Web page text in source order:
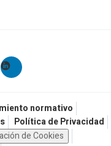
normativo
Política de Privacidad
de Cookies